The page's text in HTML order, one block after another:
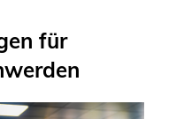
für